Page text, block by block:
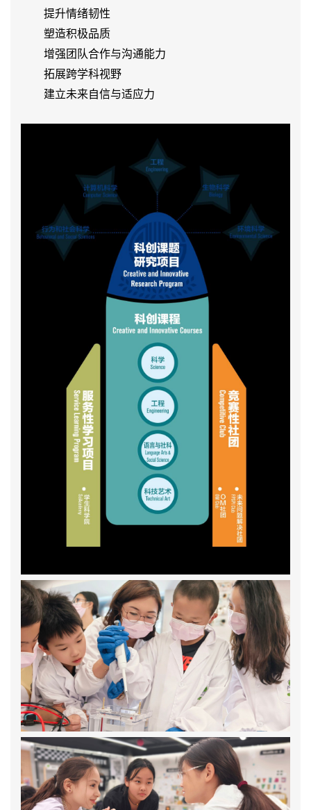
提升情绪韧性
塑造积极品质
增强团队合作与沟通能力
拓展跨学科视野
建立未来自信与适应力